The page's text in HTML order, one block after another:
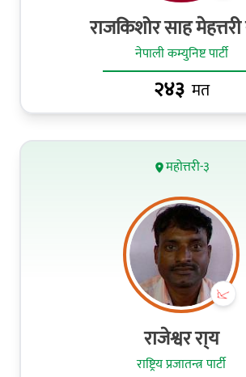
राजकिशोर साह
नेपाली कम्युनिष्ट पार्टी
२४३ मत
महोत्तरी-३
राजेश्वर रा्य
राष्ट्रिय प्रजातन्त्र पार्टी